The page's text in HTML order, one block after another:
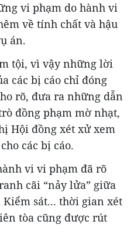
vi phạm do hành vi
về tính chất và hậu
án.
tội, vì vậy những lời
các bị cáo chỉ đóng
rõ, đưa ra những dẫn
đồng phạm mờ nhạt,
Hội đồng xét xử xem
các bị cáo.
vi vi phạm đã rõ
cãi “nảy lửa” giữa
sát... thời gian xét
tòa cũng được rút